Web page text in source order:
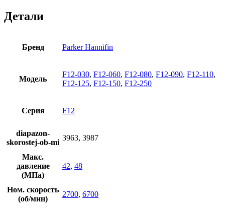
Детали
Бренд Parker Hannifin
Модель
F12-030, F12-060, F12-080, F12-090, F12-110,
F12-125, F12-150, F12-250
Серия F12
diapazon-
skorostej-ob-mi
3963, 3987
Макс.
давление
(МПа)
42, 48
Ном. скорость
(об/мин)
2700, 6700